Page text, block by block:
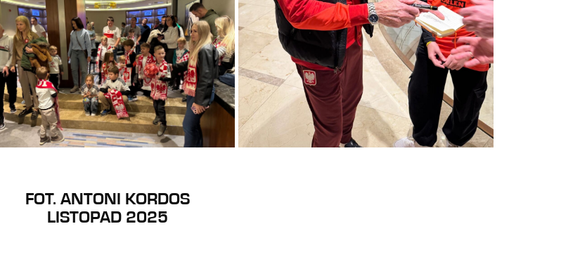
FOT. ANTONI KORDOS
LISTOPAD 2025